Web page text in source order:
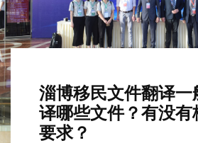
淄博移民文件翻译一
译哪些文件？有没有
要求？